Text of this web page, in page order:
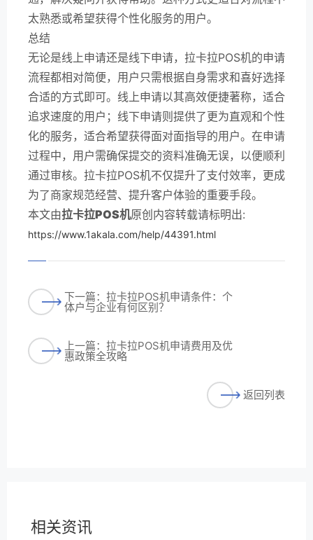
太熟悉或希望获得个性化服务的用户。
总结
无论是线上申请还是线下申请，拉卡拉POS机的申请
流程都相对简便，用户只需根据自身需求和喜好选择
合适的方式即可。线上申请以其高效便捷著称，适合
追求速度的用户；线下申请则提供了更为直观和个性
化的服务，适合希望获得面对面指导的用户。在申请
过程中，用户需确保提交的资料准确无误，以便顺利
通过审核。拉卡拉POS机不仅提升了支付效率，更成
为了商家规范经营、提升客户体验的重要手段。
本文由拉卡拉POS机原创内容转载请标明出:
https://www.1akala.com/help/44391.html
下一篇：拉卡拉POS机申请条件：个
体户与企业有何区别？
上一篇：拉卡拉POS机申请费用及优
惠政策全攻略
返回列表
相关资讯